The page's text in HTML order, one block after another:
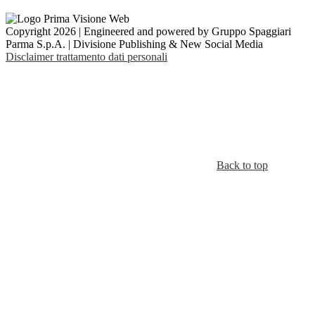
Copyright 2026 | Engineered and powered by Gruppo Spaggiari
Parma S.p.A. | Divisione Publishing & New Social Media
Disclaimer trattamento dati personali
Back to top